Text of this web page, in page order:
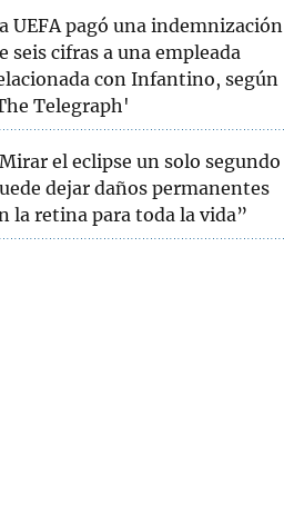
UEFA pagó una indemnización
seis cifras a una empleada
con Infantino, según
Telegraph'
el eclipse un solo segundo
dejar daños permanentes
la retina para toda la vida”